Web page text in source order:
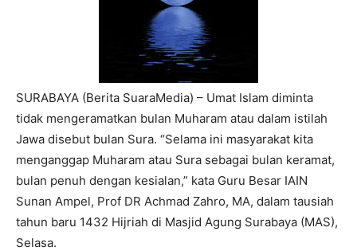
SURABAYA (Berita SuaraMedia) – Umat Islam diminta
tidak mengeramatkan bulan Muharam atau dalam istilah
Jawa disebut bulan Sura. “Selama ini masyarakat kita
menganggap Muharam atau Sura sebagai bulan keramat,
bulan penuh dengan kesialan,” kata Guru Besar IAIN
Sunan Ampel, Prof DR Achmad Zahro, MA, dalam tausiah
tahun baru 1432 Hijriah di Masjid Agung Surabaya (MAS),
Selasa.